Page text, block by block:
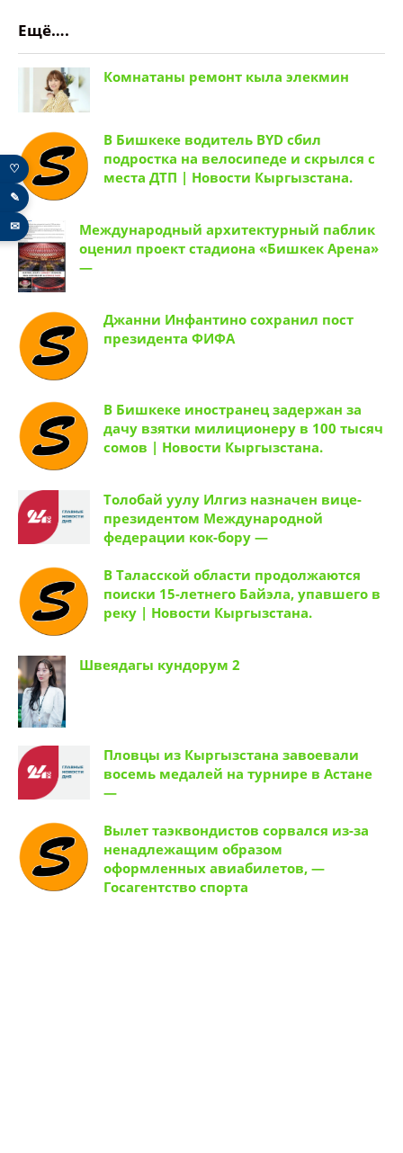
Ещё….
Комнатаны ремонт кыла элекмин
В Бишкеке водитель BYD сбил
подростка на велосипеде и скрылся с
места ДТП | Новости Кыргызстана.
Международный архитектурный паблик
оценил проект стадиона «Бишкек Арена»
—
Джанни Инфантино сохранил пост
президента ФИФА
В Бишкеке иностранец задержан за
дачу взятки милиционеру в 100 тысяч
сомов | Новости Кыргызстана.
Толобай уулу Илгиз назначен вице-
президентом Международной
федерации кок-бору —
В Таласской области продолжаются
поиски 15-летнего Байэла, упавшего в
реку | Новости Кыргызстана.
Швеядагы кундорум 2
Пловцы из Кыргызстана завоевали
восемь медалей на турнире в Астане
—
Вылет таэквондистов сорвался из-за
ненадлежащим образом
оформленных авиабилетов, —
Госагентство спорта
♡
✎
✉